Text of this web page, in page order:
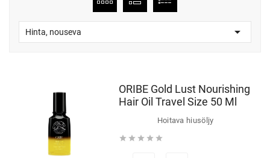
Hinta, nouseva 
ORIBE Gold Lust Nourishing
Hair Oil Travel Size 50 Ml
Hoitava hiusöljy
    